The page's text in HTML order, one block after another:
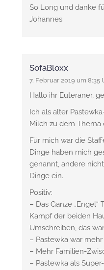
So Long und danke
Johannes
SofaBloxx
7. Februar 2019 um 8:35
Hallo ihr Euteraner,
Ich als alter
Milch zu dem Thema
Für mich war die
Dinge haben mich
genannt, andere
Dinge ein.
Positiv:
– Das Ganze
Kampf der beiden
Umschreiben, das
– Pastewka war
– Mehr Familien-
– Pastewka als